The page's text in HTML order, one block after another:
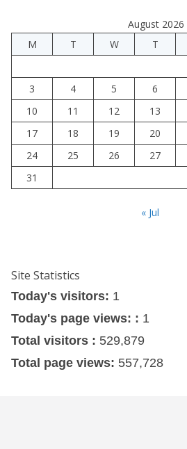
August 2026
M
T W T
3
4 5 6
10
11 12 13
17
18 19 20
24
25 26 27
31
« Jul
Site Statistics
Today's visitors: 1
Today's page views: : 1
Total visitors : 529,879
Total page views: 557,728